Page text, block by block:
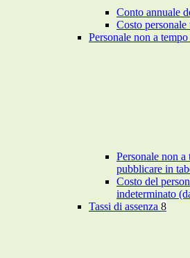
Conto annuale
Costo
Personale non a
Personale non
pubblicare in
Costo del
indeterminato
Tassi di assenza 8